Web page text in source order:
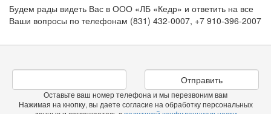
Будем рады видеть Вас в ООО «ЛБ «Кедр» и ответить на все
Ваши вопросы по телефонам (831) 432-0007, +7 910-396-2007
Отправить
Оставьте ваш номер телефона и мы перезвоним вам
Нажимая на кнопку, вы даете согласие на обработку персональных